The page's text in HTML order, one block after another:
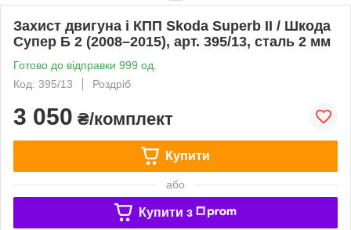
Захист двигуна і КПП Skoda Superb II / Шкода
Супер Б 2 (2008–2015), арт. 395/13, сталь 2 мм
Готово до відправки 999 од.
Код: 395/13
Роздріб
3 050 ₴/комплект
Купити
або
Купити з